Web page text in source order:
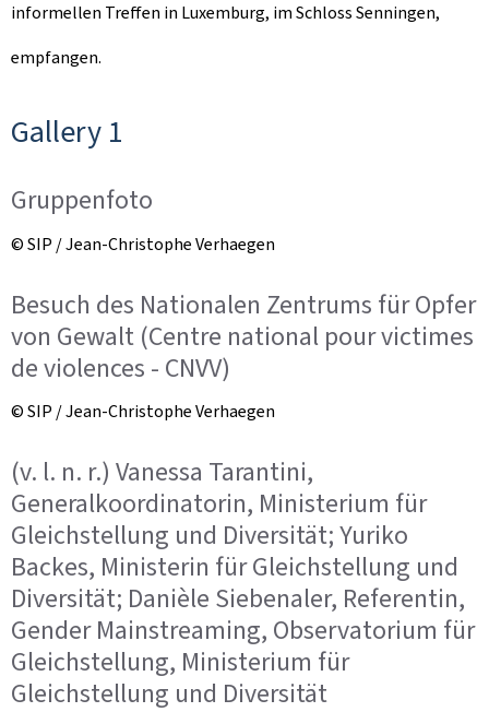
informellen Treffen in Luxemburg, im Schloss Senningen,
empfangen.
Gallery 1
Gruppenfoto
© SIP / Jean-Christophe Verhaegen
Besuch des Nationalen Zentrums für Opfer
von Gewalt (Centre national pour victimes
de violences - CNVV)
© SIP / Jean-Christophe Verhaegen
(v. l. n. r.) Vanessa Tarantini,
Generalkoordinatorin, Ministerium für
Gleichstellung und Diversität; Yuriko
Backes, Ministerin für Gleichstellung und
Diversität; Danièle Siebenaler, Referentin,
Gender Mainstreaming, Observatorium für
Gleichstellung, Ministerium für
Gleichstellung und Diversität